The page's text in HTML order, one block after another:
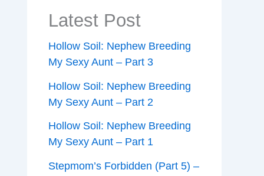
Latest Post
Hollow Soil: Nephew Breeding
My Sexy Aunt – Part 3
Hollow Soil: Nephew Breeding
My Sexy Aunt – Part 2
Hollow Soil: Nephew Breeding
My Sexy Aunt – Part 1
Stepmom’s Forbidden (Part 5) –